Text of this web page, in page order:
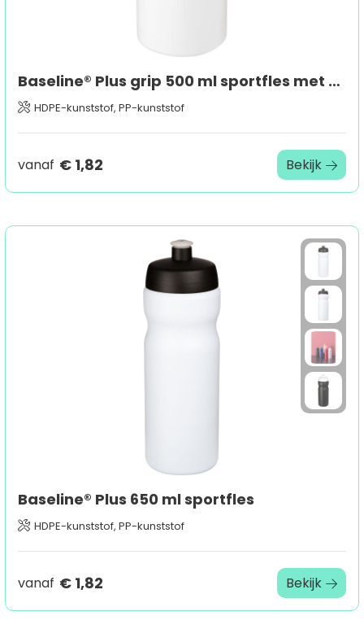
Baseline® Plus grip 500 ml sportfles met flipcapdeksel
HDPE-kunststof, PP-kunststof
vanaf € 1,82 Bekijk
Baseline® Plus 650 ml sportfles
HDPE-kunststof, PP-kunststof
vanaf € 1,82 Bekijk